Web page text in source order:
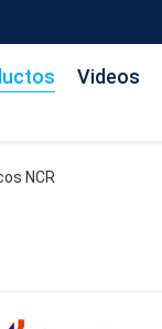
Videos
NCR